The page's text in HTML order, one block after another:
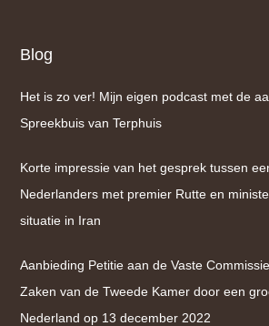
Blog
Het is zo ver! Mijn eigen podcast met de
Spreekbuis van Terphuis
Korte impressie van het gesprek tussen
Nederlanders met premier Rutte en
situatie in Iran
Aanbieding Petitie aan de Vaste
Zaken van de Tweede Kamer door een
Nederland op 13 december 2022